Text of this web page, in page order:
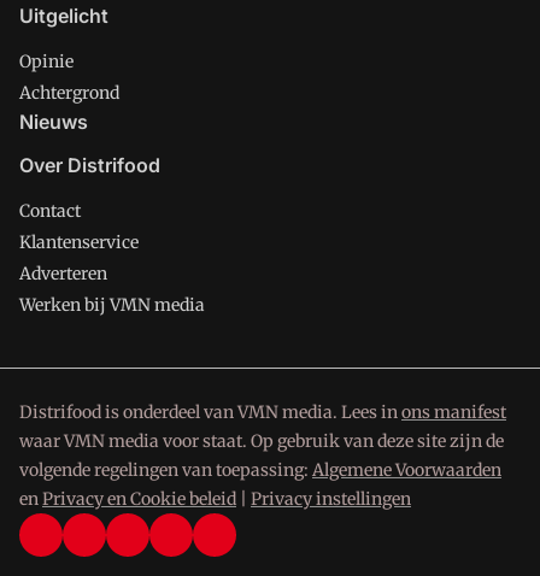
Uitgelicht
Opinie
Achtergrond
Nieuws
Over Distrifood
Contact
Klantenservice
Adverteren
Werken bij VMN media
Distrifood is onderdeel van VMN media. Lees inons manifest
waar VMN media voor staat. Op gebruik van deze site zijn de
volgende regelingen van toepassing: Algemene Voorwaarden
enPrivacy en Cookie beleid Privacy instellingen